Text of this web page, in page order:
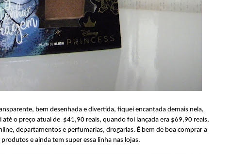
bem desenhada e divertida, fiquei encantada demais nela,
o preço atual de $41,90 reais, quando foi lançada era $69,90 reais,
departamentos e perfumarias, drogarias. É bem de boa comprar a
produtos e ainda tem super essa linha nas lojas.